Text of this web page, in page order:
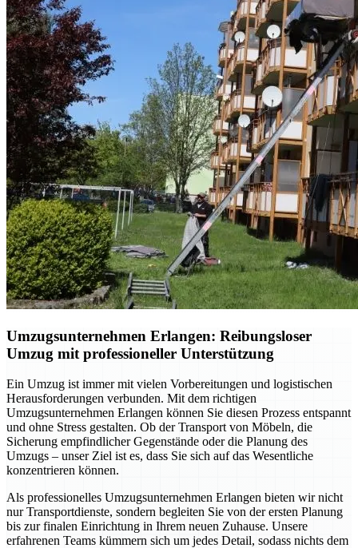
Umzugsunternehmen Erlangen: Reibungsloser
Umzug mit professioneller Unterstützung
Ein Umzug ist immer mit vielen Vorbereitungen und logistischen
Herausforderungen verbunden. Mit dem richtigen
Umzugsunternehmen Erlangen können Sie diesen Prozess entspannt
und ohne Stress gestalten. Ob der Transport von Möbeln, die
Sicherung empfindlicher Gegenstände oder die Planung des
Umzugs – unser Ziel ist es, dass Sie sich auf das Wesentliche
konzentrieren können.
Als professionelles Umzugsunternehmen Erlangen bieten wir nicht
nur Transportdienste, sondern begleiten Sie von der ersten Planung
bis zur finalen Einrichtung in Ihrem neuen Zuhause. Unsere
erfahrenen Teams kümmern sich um jedes Detail, sodass nichts dem